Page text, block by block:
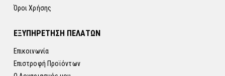
Όροι Χρήσης
ΕΞΥΠΗΡΕΤΗΣΗ ΠΕΛΑΤΩΝ
Επικοινωνία
Επιστροφή Προϊόντων